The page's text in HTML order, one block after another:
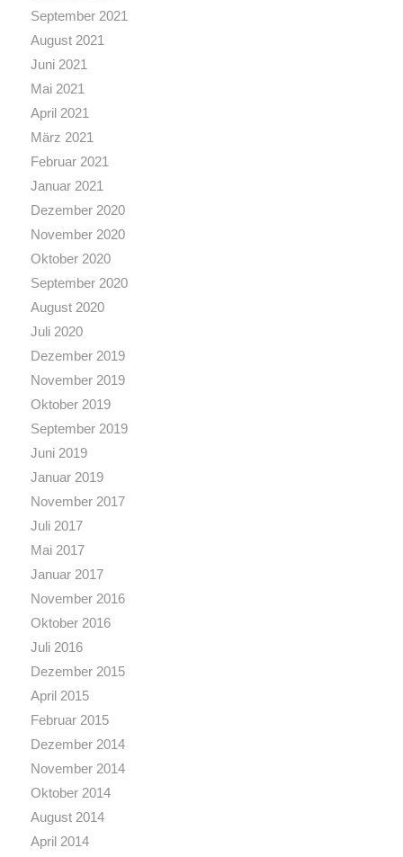
September 2021
August 2021
Juni 2021
Mai 2021
April 2021
März 2021
Februar 2021
Januar 2021
Dezember 2020
November 2020
Oktober 2020
September 2020
August 2020
Juli 2020
Dezember 2019
November 2019
Oktober 2019
September 2019
Juni 2019
Januar 2019
November 2017
Juli 2017
Mai 2017
Januar 2017
November 2016
Oktober 2016
Juli 2016
Dezember 2015
April 2015
Februar 2015
Dezember 2014
November 2014
Oktober 2014
August 2014
April 2014